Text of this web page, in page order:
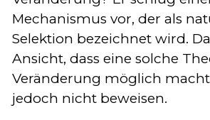
Mechanismus vor, der als
Selektion bezeichnet wird.
Ansicht, dass eine solche
Veränderung möglich
jedoch nicht beweisen.